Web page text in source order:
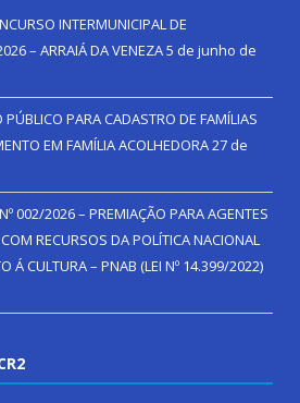
INTERMUNICIPAL DE
– ARRAIÁ DA VENEZA5 de junho de
PARA CADASTRO DE FAMÍLIAS
EM FAMÍLIA ACOLHEDORA27 de
002/2026 – PREMIAÇÃO PARA AGENTES
RECURSOS DA POLÍTICA NACIONAL
Á CULTURA – PNAB (LEI Nº 14.399/2022)